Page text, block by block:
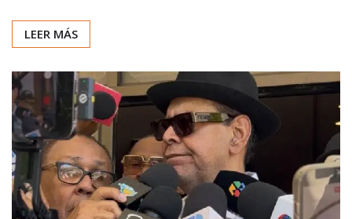
LEER MÁS